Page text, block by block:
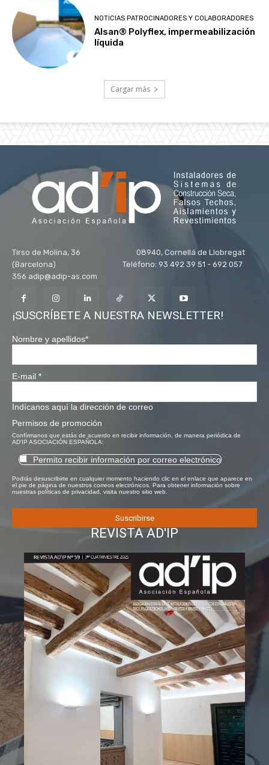
NOTICIAS PATROCINADORES Y COLABORADORES
Alsan® Polyflex, impermeabilización
líquida
Cargar más
Tirso de Molina, 36 08940, Cornellá de Llobregat
(Barcelona) Teléfono: 93 492 39 51 - 692 057
356 adip@adip-as.com
¡SUSCRÍBETE A NUESTRA NEWSLETTER!
Nombre y apellidos*
E-mail *
Indícanos aquí la dirección de correo
Permisos de promoción
Confírmanos que estás de acuerdo en recibir información, de manera periódica de
AD'IP ASOCIACIÓN ESPAÑOLA:
Permito recibir información por correo electrónico
Podrás desuscribirte en cualquier momento haciendo clic en el enlace que aparece en
el pie de página de nuestros correos electrónicos. Para obtener información sobre
nuestras políticas de privacidad, visita nuestro sitio web.
REVISTA AD'IP